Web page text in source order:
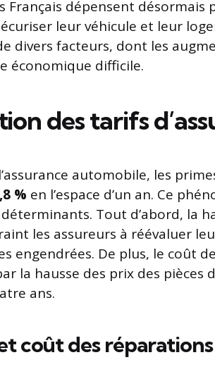
Français dépensent désormais
leur véhicule et leur
divers facteurs, dont les
économique difficile.
des tarifs
automobile, les
% en l’espace d’un an. Ce
Tout d’abord, la
les assureurs à réévaluer
engendrées. De plus, le coût
la hausse des prix des pièces
ans.
coût des réparations